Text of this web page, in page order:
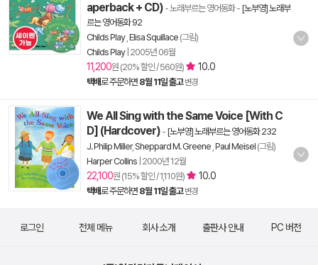
aperback + CD) - 노래부르는 영어동화- [노부영] 노래부
르는 영어동화 92
Childs Play, Elisa Squillace (그림)
Childs Play| 2005년 06월
11,200원 (20% 할인 / 560원) 10.0
택배로 주문하면 8월 11일 출고 변경
We All Sing with the Same Voice [With C
D] (Hardcover) - [노부영] 노래부르는 영어동화 232
J. Philip Miller,Sheppard M. Greene Paul Meisel (그림)
Harper Collins 2000년 12월
22,100원 (15% 할인 / 1,110원) 10.0
택배로 주문하면 8월 11일 출고 변경
로그인 전체 메뉴 회사 소개 출판사 안내 PC 버전